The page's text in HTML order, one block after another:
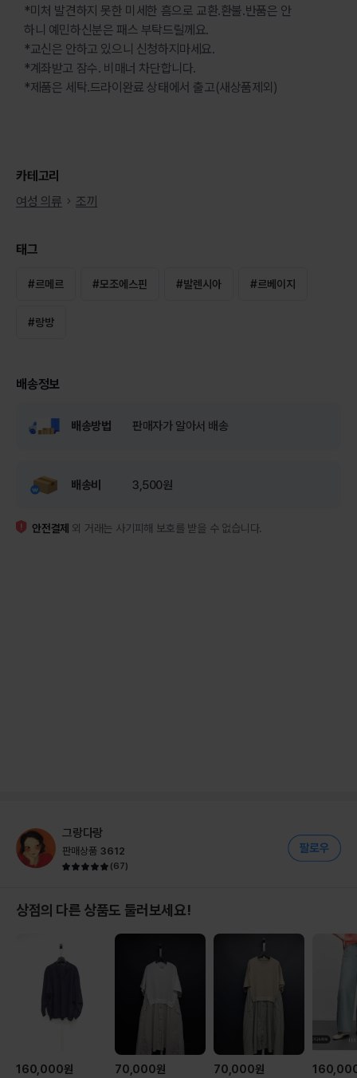
*미처 발견하지 못한 미세한 흠으로 교환.환불.반품은 안
하니 예민하신분은 패스 부탁드릴께요.
*교신은 안하고 있으니 신청하지마세요.
*계좌받고 잠수. 비매너 차단합니다.
*제품은 세탁.드라이완료 상태에서 출고(새상품제외)
카테고리
여성 의류
조끼
태그
#르메르 #모조에스핀 #발렌시아 #르베이지
#랑방
배송정보
배송방법 판매자가 알아서 배송
배송비 3,500원
안전결제 외 거래는 사기피해 보호를 받을 수 없습니다.
그랑다랑
판매상품 3612
(67)
상점의 다른 상품도 둘러보세요!
160,000원 70,000원 70,000원